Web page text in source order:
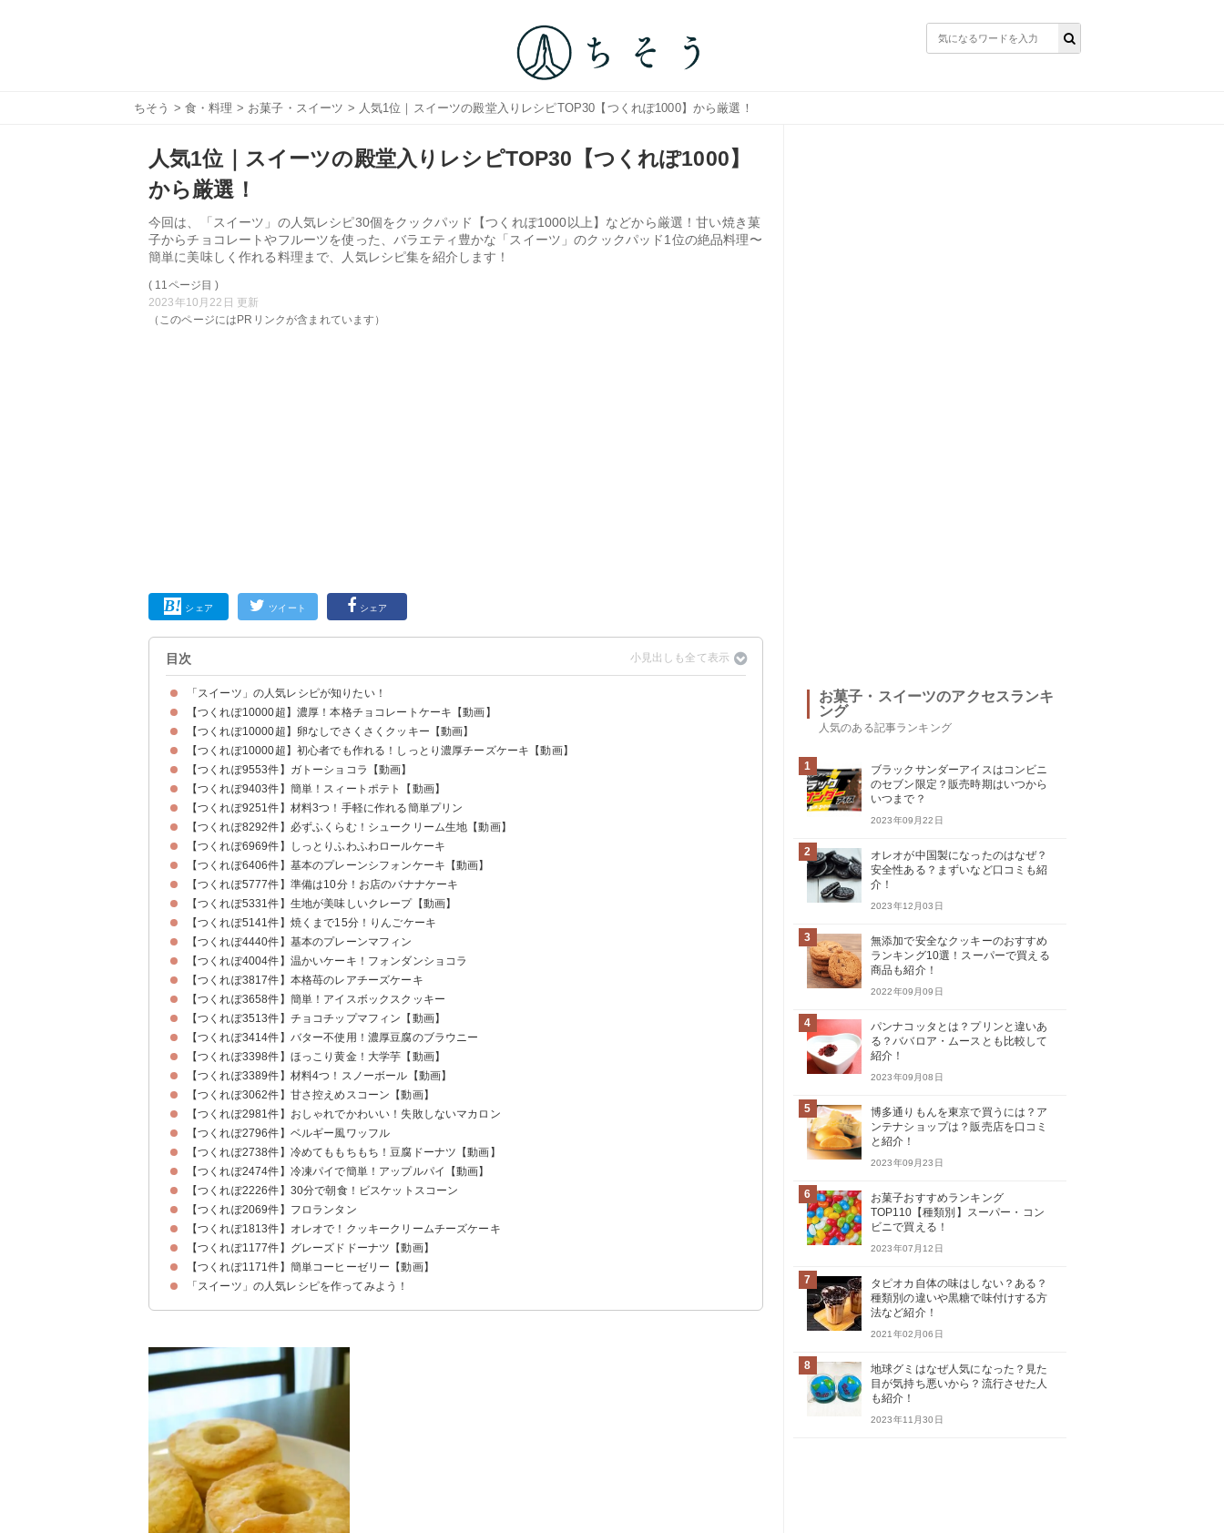
ちそう > 食・料理 > お菓子・スイーツ > 人気1位｜スイーツの殿堂入りレシピTOP30【つくれぽ1000】から厳選！
人気1位｜スイーツの殿堂入りレシピTOP30【つくれぽ1000】
から厳選！
今回は、「スイーツ」の人気レシピ30個をクックパッド【つくれぽ1000以上】などから厳選！甘い焼き菓
子からチョコレートやフルーツを使った、バラエティ豊かな「スイーツ」のクックパッド1位の絶品料理〜
簡単に美味しく作れる料理まで、人気レシピ集を紹介します！
( 11ページ目 )
2023年10月22日 更新
（このページにはPRリンクが含まれています）
シェア ツイート シェア
目次
「スイーツ」の人気レシピが知りたい！
【つくれぽ10000超】濃厚！本格チョコレートケーキ【動画】
【つくれぽ10000超】卵なしでさくさくクッキー【動画】
【つくれぽ10000超】初心者でも作れる！しっとり濃厚チーズケーキ【動画】
【つくれぽ9553件】ガトーショコラ【動画】
【つくれぽ9403件】簡単！スィートポテト【動画】
【つくれぽ9251件】材料3つ！手軽に作れる簡単プリン
【つくれぽ8292件】必ずふくらむ！シュークリーム生地【動画】
【つくれぽ6969件】しっとりふわふわロールケーキ
【つくれぽ6406件】基本のプレーンシフォンケーキ【動画】
【つくれぽ5777件】準備は10分！お店のバナナケーキ
【つくれぽ5331件】生地が美味しいクレープ【動画】
【つくれぽ5141件】焼くまで15分！りんごケーキ
【つくれぽ4440件】基本のプレーンマフィン
【つくれぽ4004件】温かいケーキ！フォンダンショコラ
【つくれぽ3817件】本格苺のレアチーズケーキ
【つくれぽ3658件】簡単！アイスボックスクッキー
【つくれぽ3513件】チョコチップマフィン【動画】
【つくれぽ3414件】バター不使用！濃厚豆腐のブラウニー
【つくれぽ3398件】ほっこり黄金！大学芋【動画】
【つくれぽ3389件】材料4つ！スノーボール【動画】
【つくれぽ3062件】甘さ控えめスコーン【動画】
【つくれぽ2981件】おしゃれでかわいい！失敗しないマカロン
【つくれぽ2796件】ベルギー風ワッフル
【つくれぽ2738件】冷めてももちもち！豆腐ドーナツ【動画】
【つくれぽ2474件】冷凍パイで簡単！アップルパイ【動画】
【つくれぽ2226件】30分で朝食！ビスケットスコーン
【つくれぽ2069件】フロランタン
【つくれぽ1813件】オレオで！クッキークリームチーズケーキ
【つくれぽ1177件】グレーズドドーナツ【動画】
【つくれぽ1171件】簡単コーヒーゼリー【動画】
「スイーツ」の人気レシピを作ってみよう！
お菓子・スイーツのアクセスランキ
ング
人気のある記事ランキング
1
ブラックサンダーアイスはコンビニ
のセブン限定？販売時期はいつから
いつまで？
2023年09月22日
2
オレオが中国製になったのはなぜ？
安全性ある？まずいなど口コミも紹
介！
2023年12月03日
3
無添加で安全なクッキーのおすすめ
ランキング10選！スーパーで買える
商品も紹介！
2022年09月09日
4
パンナコッタとは？プリンと違いあ
る？ババロア・ムースとも比較して
紹介！
2023年09月08日
5
博多通りもんを東京で買うには？ア
ンテナショップは？販売店を口コミ
と紹介！
2023年09月23日
6
お菓子おすすめランキング
TOP110【種類別】スーパー・コン
ビニで買える！
2023年07月12日
7
タピオカ自体の味はしない？ある？
種類別の違いや黒糖で味付けする方
法など紹介！
2021年02月06日
8
地球グミはなぜ人気になった？見た
目が気持ち悪いから？流行させた人
も紹介！
2023年11月30日